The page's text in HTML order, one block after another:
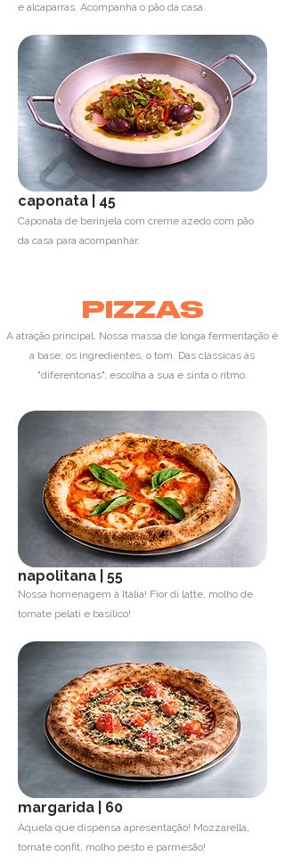
e alcaparras. Acompanha o pão da casa.
caponata | 45
Caponata de berinjela com creme azedo com pão
da casa para acompanhar.
PIZZAS
A atração principal. Nossa massa de longa fermentação é
a base; os ingredientes, o tom. Das clássicas às
"diferentonas", escolha a sua e sinta o ritmo.
napolitana | 55
Nossa homenagem à Itália! Fior di latte, molho de
tomate pelati e basílico!
margarida | 60
Àquela que dispensa apresentação! Mozzarella,
tomate confit, molho pesto e parmesão!